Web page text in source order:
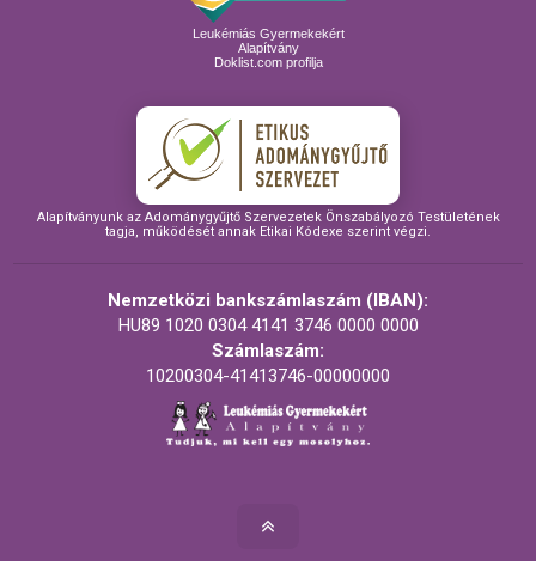
Leukémiás Gyermekekért
Alapítvány
Doklist.com profilja
Alapítványunk az Adománygyűjtő Szervezetek Önszabályozó Testületének
tagja, működését annak Etikai Kódexe szerint végzi.
Nemzetközi bankszámlaszám (IBAN):
HU89 1020 0304 4141 3746 0000 0000
Számlaszám:
10200304-41413746-00000000